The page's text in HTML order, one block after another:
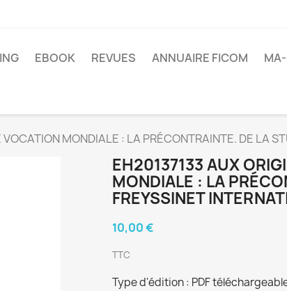
EBOOK REVUES ANNUAIRE FICOM
VOCATION MONDIALE : LA PRÉCONTRAINTE. DE LA
EH20137133 AUX
MONDIALE : LA
FREYSSINET
10,00 €
TTC
Type d'édition : PDF